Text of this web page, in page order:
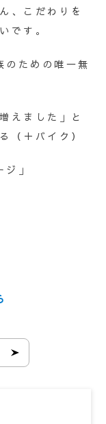
、こだわりを
です。
のための唯一無
えました」と
（＋バイク）
」